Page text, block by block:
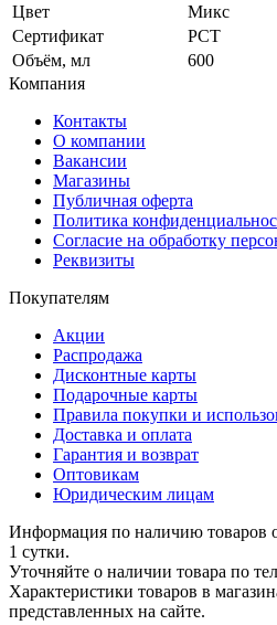
Цвет
Микс
Сертификат
РСТ
Объём, мл
600
Компания
Контакты
О компании
Вакансии
Магазины
Публичная оферта
Политика
Согласие на обработку
Реквизиты
Покупателям
Акции
Распродажа
Дисконтные карты
Подарочные карты
Правила покупки и
Доставка и оплата
Гарантия и возврат
Оптовикам
Юридическим лицам
Информация по наличию товаров
1 сутки.
Уточняйте о наличии товара по
Характеристики товаров в
представленных на сайте.